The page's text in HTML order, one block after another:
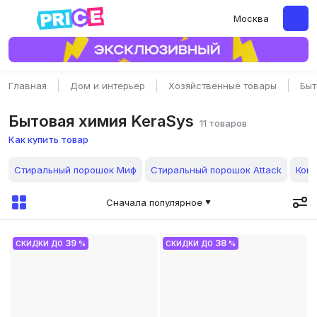
Москва
Главная Дом и интерьер Хозяйственные товары
Бытовая химия KeraSys 11 товаров
Как купить товар
Стиральный порошок Миф Стиральный порошок Attack
Сначала популярное
СКИДКИ ДО 39 % СКИДКИ ДО 38 %